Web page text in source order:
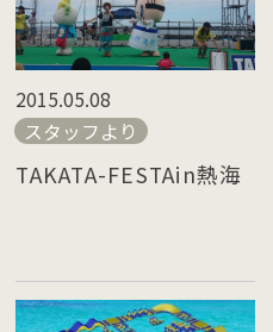
2015.05.08
スタッフより
TAKATA-FESTAin熱海